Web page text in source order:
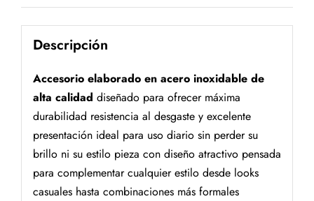
Descripción
Accesorio elaborado en acero inoxidable de
alta calidad diseñado para ofrecer máxima
durabilidad resistencia al desgaste y excelente
presentación ideal para uso diario sin perder su
brillo ni su estilo pieza con diseño atractivo pensada
para complementar cualquier estilo desde looks
casuales hasta combinaciones más formales